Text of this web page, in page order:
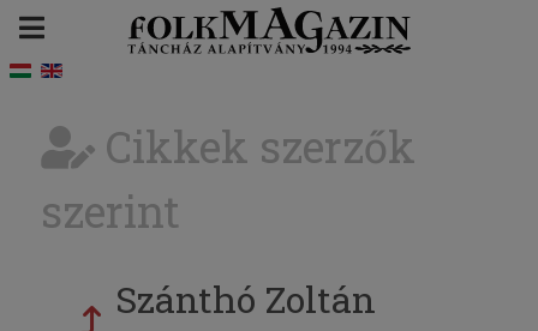
Cikkek szerzők
szerint
Szánthó Zoltán